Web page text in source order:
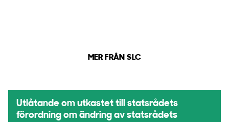
MER FRÅN SLC
Utlåtande om utkastet till statsrådets
förordning om ändring av statsrådets